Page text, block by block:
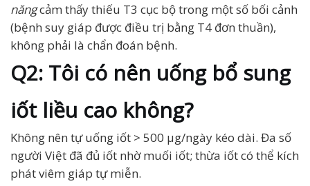
năngcảm thấy thiếu T3 cục bộ trong một số bối cảnh
(bệnh suy giáp được điều trị bằng T4 đơn thuần),
không phải là chẩn đoán bệnh.
Q2: Tôi có nên uống bổ sung
iốt liều cao không?
Không nên tự uống iốt > 500 µg/ngày kéo dài. Đa số
người Việt đã đủ iốt nhờ muối iốt; thừa iốt có thể kích
phát viêm giáp tự miễn.